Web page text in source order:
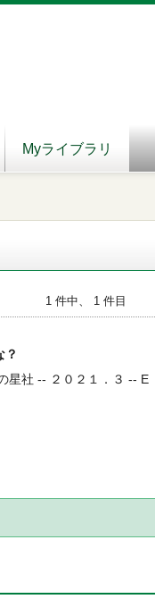
Myライブラリ
1 件中、 1 件目
？
社 -- ２０２１．３ -- E